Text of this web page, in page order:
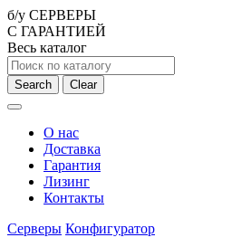
б/у СЕРВЕРЫ
С ГАРАНТИЕЙ
Весь каталог
Search Clear
О нас
Доставка
Гарантия
Лизинг
Контакты
Серверы Конфигуратор